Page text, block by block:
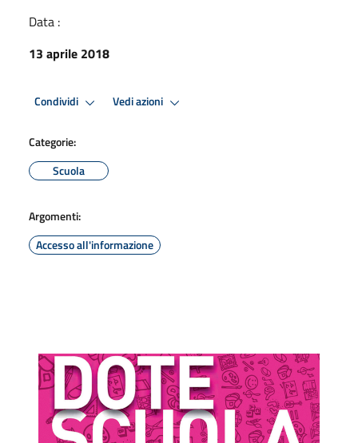
Data :
13 aprile 2018
Condividi Vedi azioni
Categorie:
Scuola
Argomenti:
Accesso all'informazione